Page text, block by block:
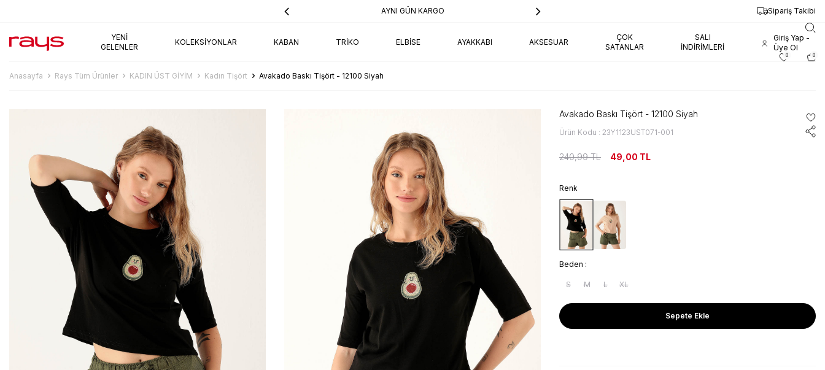
AYNI GÜN KARGO Sipariş Takibi
YENI
GELENLER
KOLEKSIYONLAR KABAN TRIKO ELBISE AYAKKABI AKSESUAR
ÇOK
SATANLAR
SALI
İNDIRIMLERI
Giriş Yap -
Üye Ol
0 0
Anasayfa Rays Tüm Ürünler KADIN ÜST GİYİM Kadın Tişört Avakado Baskı Tişört - 12100 Siyah
Avakado Baskı Tişört - 12100 Siyah
Ürün Kodu : 23Y1123UST071-001
240,99TL 49,00 TL
Renk
Beden :
S M L XL
Sepete Ekle